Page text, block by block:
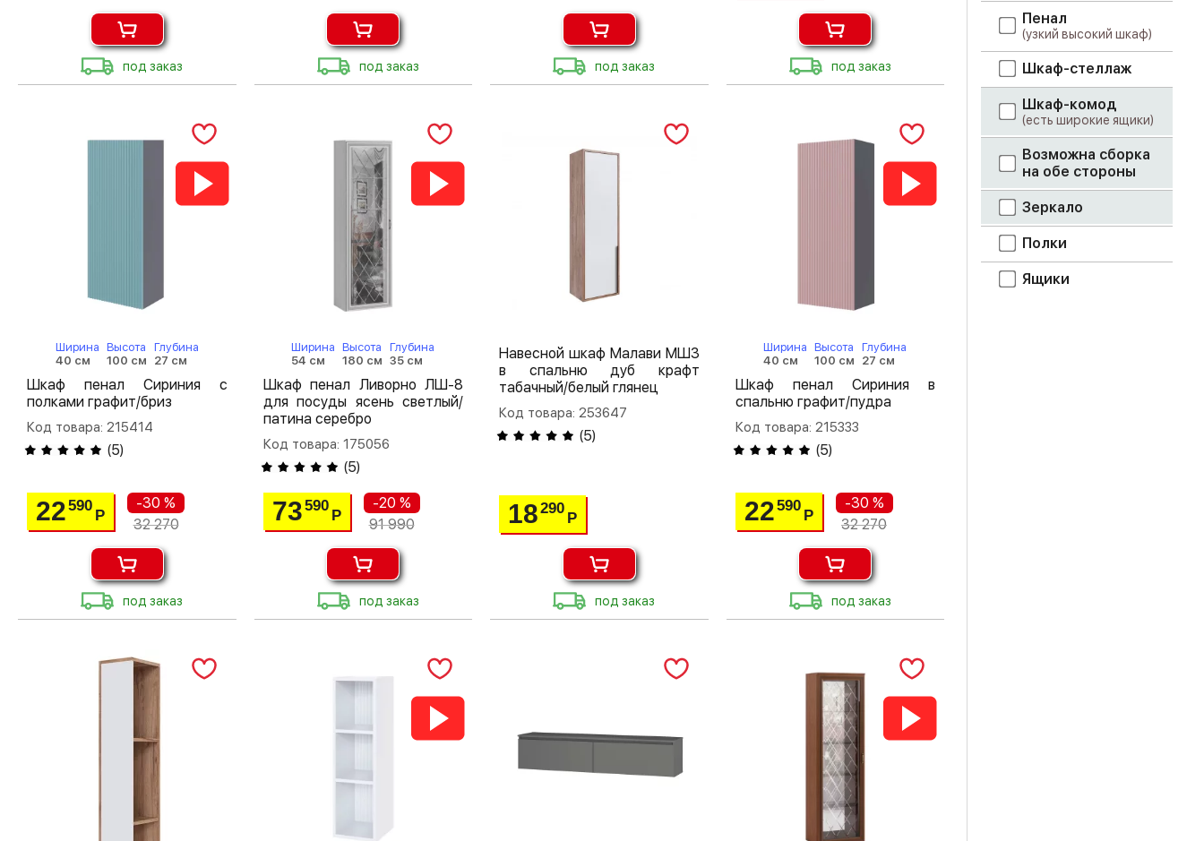
под заказ под заказ под заказ под заказ
Ширина
40 см
Высота
100 см
Глубина
27 см
Шкаф пенал Сириния с
полками графит/бриз
Код товара: 215414
(5)
22590
Р
-30 %
32 270
под заказ
Ширина
54 см
Высота
180 см
Глубина
35 см
Шкаф пенал Ливорно ЛШ-8
для посуды ясень светлый/
патина серебро
Код товара: 175056
(5)
73590
Р
-20 %
91 990
под заказ
Навесной шкаф Малави МШ3
в спальню дуб крафт
табачный/белый глянец
Код товара: 253647
(5)
18290
Р
под заказ
Ширина
40 см
Высота
100 см
Глубина
27 см
Шкаф пенал Сириния в
спальню графит/пудра
Код товара: 215333
(5)
22590
Р
-30 %
32 270
под заказ
лоредо
метрополитан
грей
Моно керамика
мрамор дарк
мрамор лайт
орех донской
патина серебро
Пенал
(узкий высокий шкаф)
Шкаф-стеллаж
Шкаф-комод
(есть широкие ящики)
Возможна сборка
на обе стороны
Зеркало
Полки
Ящики